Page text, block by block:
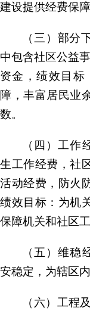
建设提供经费保
（三）部分
中包含社区公益
资金，绩效目标
障，丰富居民业
数。
（四）工作
生工作经费，社
活动经费，防火
绩效目标：为机
保障机关和社区
（五）维稳
安稳定，为辖区
（六）工程